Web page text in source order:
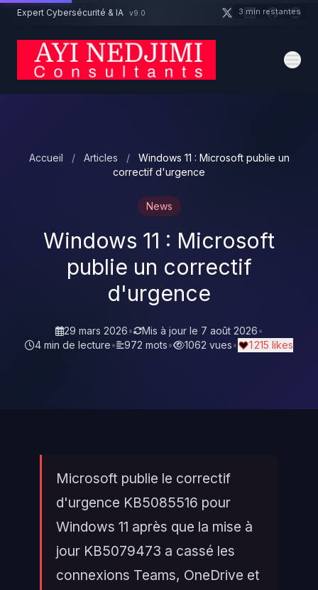
Aller au contenu principal
Expert Cybersécurité & IA v9.0
Accueil / Articles /
Windows 11 : Microsoft publie un
correctif d'urgence
News
Windows 11 : Microsoft
publie un correctif
d'urgence
29 mars 2026• Mis à jour le 7 août 2026•
4 min de lecture• 972 mots• 1062 vues• 1 215 likes
Microsoft publie le correctif
d'urgence KB5085516 pour
Windows 11 après que la mise à
jour KB5079473 a cassé les
connexions Teams, OneDrive et
Un projet cybersécurité ? 3 min restantes